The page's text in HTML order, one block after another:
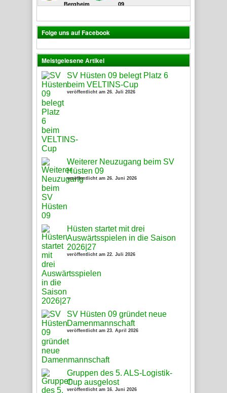
Folge uns auf Facebook
Meistgelesene Artikel
SV Hüsten 09 belegt Platz 6
beim VELTINS-Cup
veröffentlicht am 26. Juli 2026
Weiterer Neuzugang beim SV
Hüsten 09
veröffentlicht am 26. Juni 2026
Hüsten startet mit drei
Auswärtsspielen in die Saison
2026|27
veröffentlicht am 22. Juli 2026
SV Hüsten 09 gründet neue
Damenmannschaft
veröffentlicht am 23. April 2026
Gruppen des 5. ALS-Logistik-
Cup ausgelost
veröffentlicht am 16. Juni 2026